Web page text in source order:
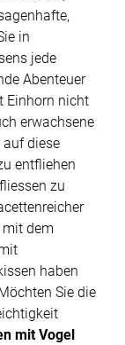
in
jede
Abenteuer
Einhorn nicht
erwachsene
diese
entfliehen
zu
mit dem
haben
Sie die
mit Vogel